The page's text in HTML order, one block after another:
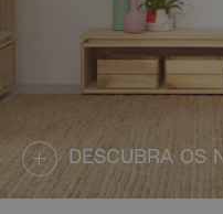
DESCUBRA OS